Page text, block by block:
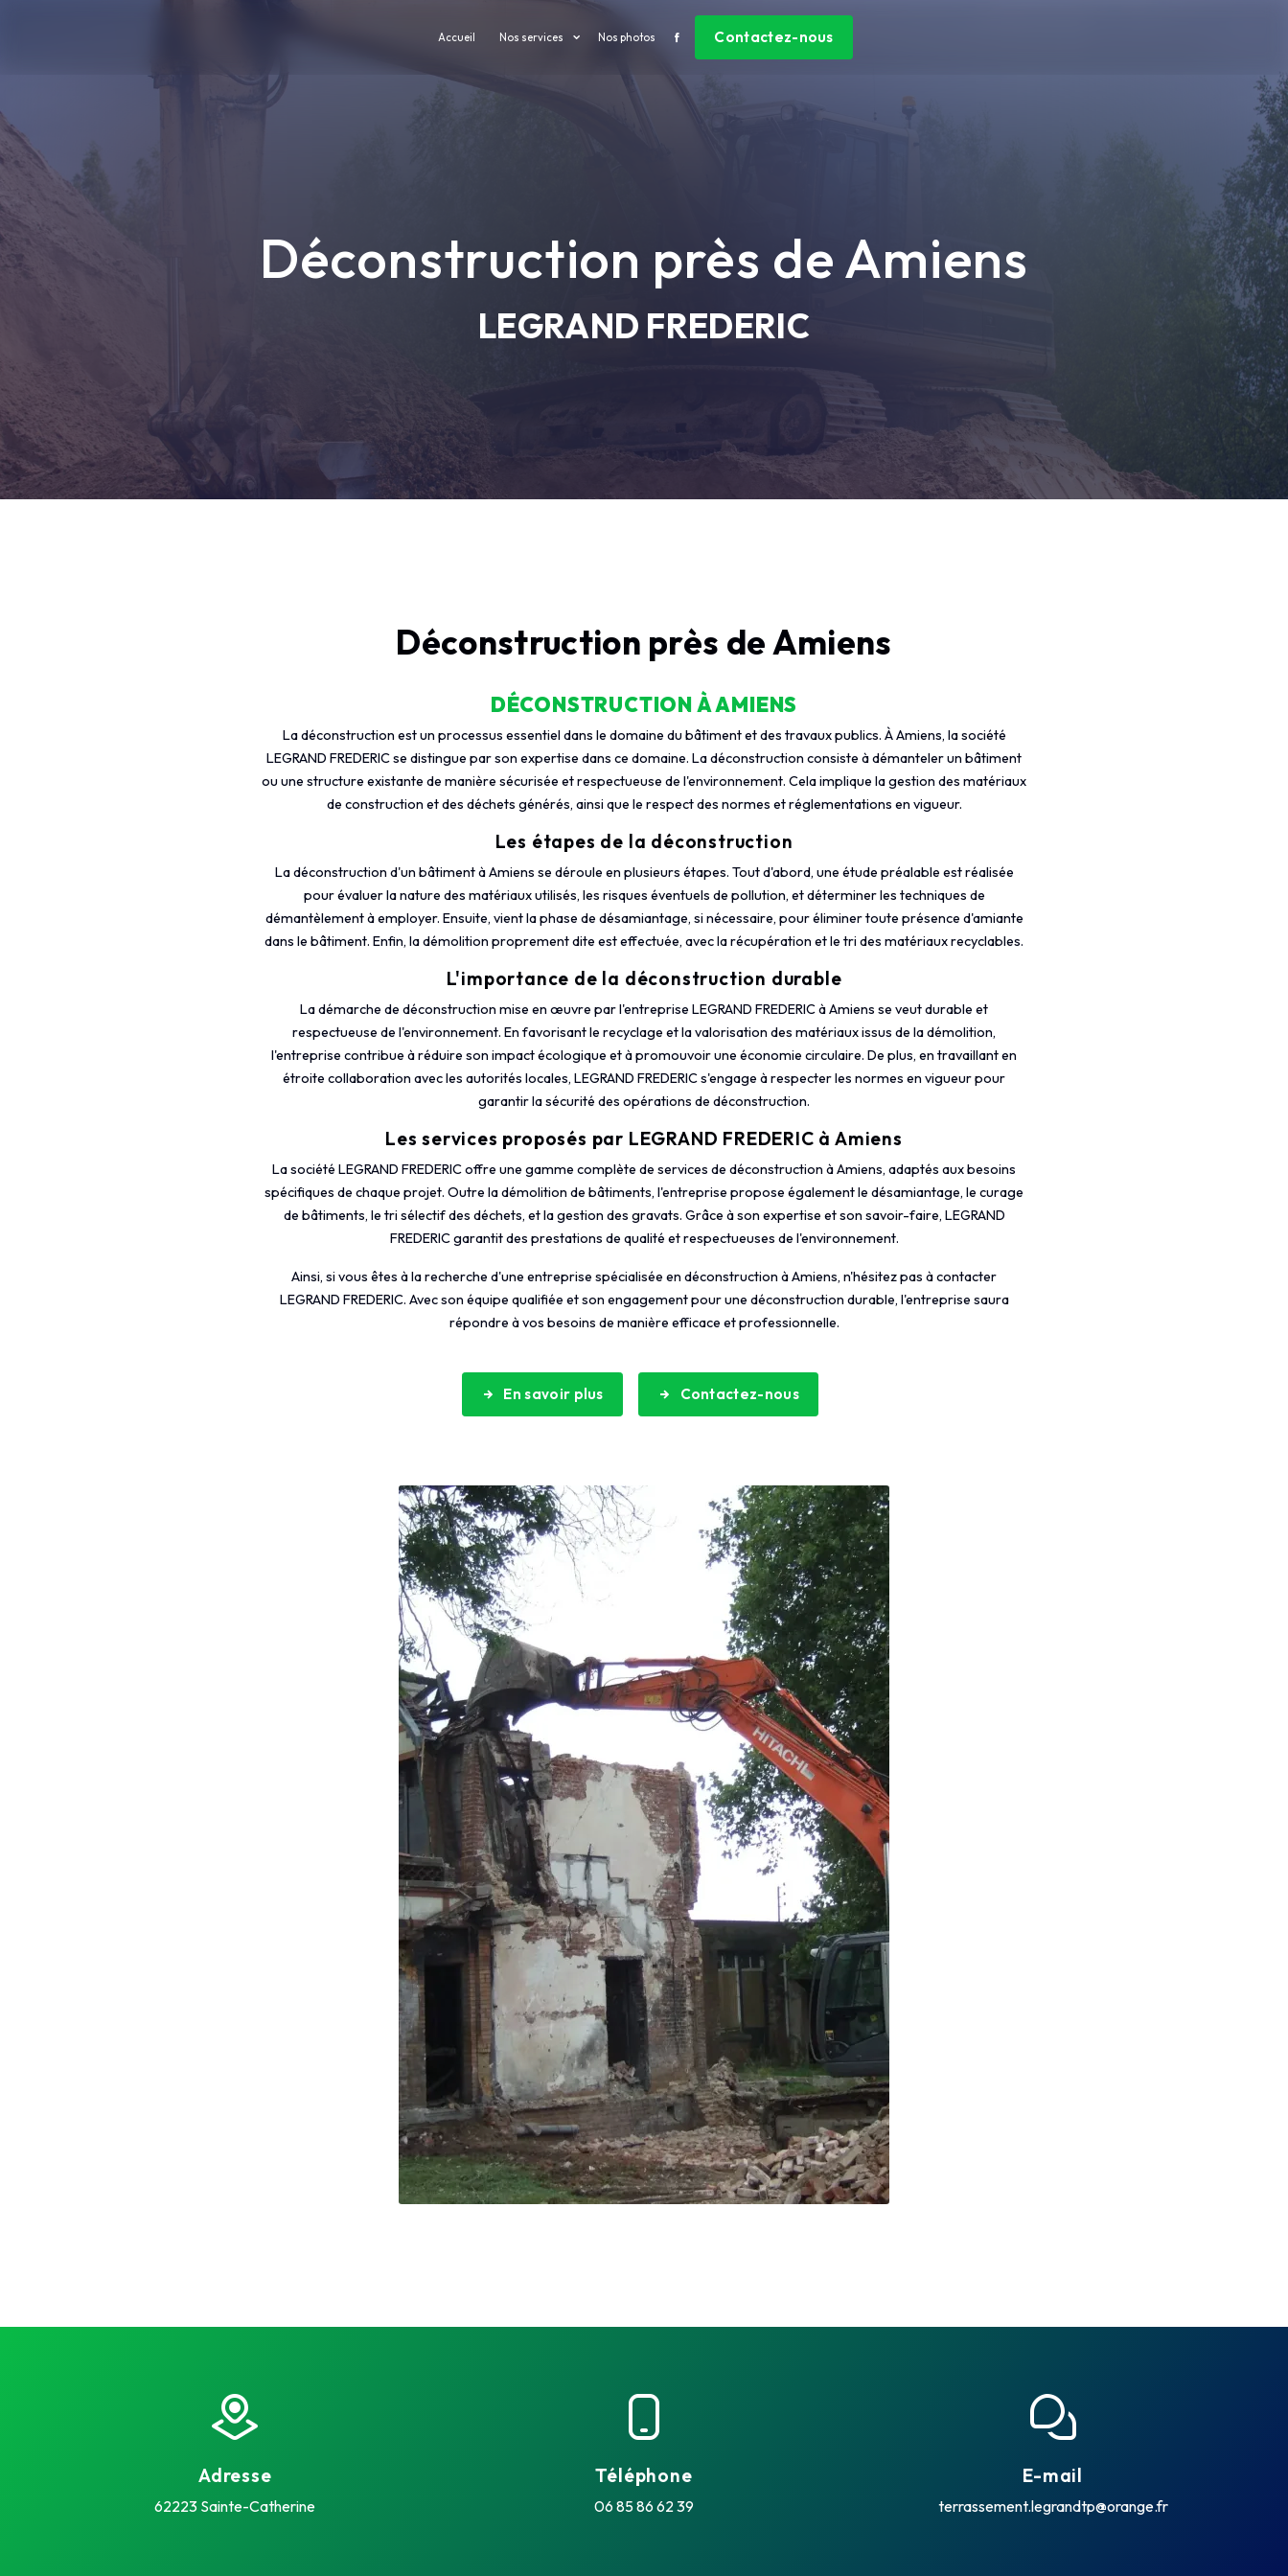
Accueil Nos services Nos photos Contactez-nous
Déconstruction près de Amiens
LEGRAND FREDERIC
Déconstruction près de Amiens
DÉCONSTRUCTION À AMIENS
La déconstruction est un processus essentiel dans le domaine du bâtiment et des travaux publics. À Amiens, la société
LEGRAND FREDERIC se distingue par son expertise dans ce domaine. La déconstruction consiste à démanteler un bâtiment
ou une structure existante de manière sécurisée et respectueuse de l'environnement. Cela implique la gestion des matériaux
de construction et des déchets générés, ainsi que le respect des normes et réglementations en vigueur.
Les étapes de la déconstruction
La déconstruction d'un bâtiment à Amiens se déroule en plusieurs étapes. Tout d'abord, une étude préalable est réalisée
pour évaluer la nature des matériaux utilisés, les risques éventuels de pollution, et déterminer les techniques de
démantèlement à employer. Ensuite, vient la phase de désamiantage, si nécessaire, pour éliminer toute présence d'amiante
dans le bâtiment. Enfin, la démolition proprement dite est effectuée, avec la récupération et le tri des matériaux recyclables.
L'importance de la déconstruction durable
La démarche de déconstruction mise en œuvre par l'entreprise LEGRAND FREDERIC à Amiens se veut durable et
respectueuse de l'environnement. En favorisant le recyclage et la valorisation des matériaux issus de la démolition,
l'entreprise contribue à réduire son impact écologique et à promouvoir une économie circulaire. De plus, en travaillant en
étroite collaboration avec les autorités locales, LEGRAND FREDERIC s'engage à respecter les normes en vigueur pour
garantir la sécurité des opérations de déconstruction.
Les services proposés par LEGRAND FREDERIC à Amiens
La société LEGRAND FREDERIC offre une gamme complète de services de déconstruction à Amiens, adaptés aux besoins
spécifiques de chaque projet. Outre la démolition de bâtiments, l'entreprise propose également le désamiantage, le curage
de bâtiments, le tri sélectif des déchets, et la gestion des gravats. Grâce à son expertise et son savoir-faire, LEGRAND
FREDERIC garantit des prestations de qualité et respectueuses de l'environnement.
Ainsi, si vous êtes à la recherche d'une entreprise spécialisée en déconstruction à Amiens, n'hésitez pas à contacter
LEGRAND FREDERIC. Avec son équipe qualifiée et son engagement pour une déconstruction durable, l'entreprise saura
répondre à vos besoins de manière efficace et professionnelle.
En savoir plus Contactez-nous
Adresse
62223 Sainte-Catherine
Téléphone
06 85 86 62 39
E-mail
terrassement.legrandtp@orange.fr